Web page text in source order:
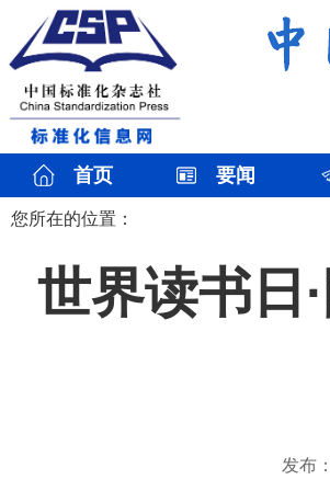
首页 要闻
您所在的位置：
世界读书日
发布